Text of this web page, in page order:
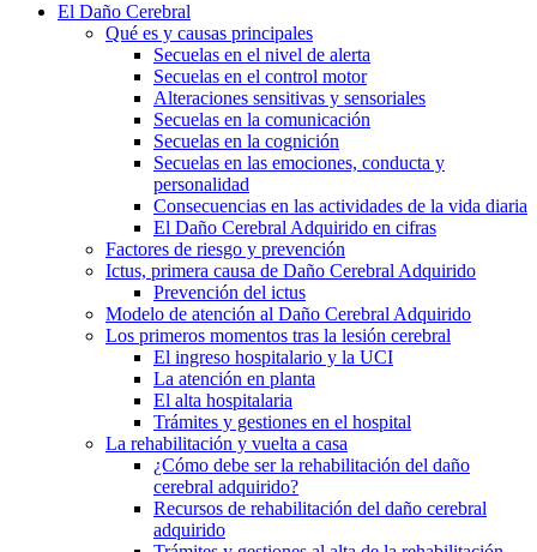
El Daño Cerebral
Qué es y causas principales
Secuelas en el nivel de alerta
Secuelas en el control motor
Alteraciones sensitivas y sensoriales
Secuelas en la comunicación
Secuelas en la cognición
Secuelas en las emociones, conducta y
personalidad
Consecuencias en las actividades de la vida diaria
El Daño Cerebral Adquirido en cifras
Factores de riesgo y prevención
Ictus, primera causa de Daño Cerebral Adquirido
Prevención del ictus
Modelo de atención al Daño Cerebral Adquirido
Los primeros momentos tras la lesión cerebral
El ingreso hospitalario y la UCI
La atención en planta
El alta hospitalaria
Trámites y gestiones en el hospital
La rehabilitación y vuelta a casa
¿Cómo debe ser la rehabilitación del daño
cerebral adquirido?
Recursos de rehabilitación del daño cerebral
adquirido